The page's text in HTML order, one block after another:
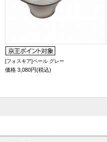
[フォスキア]ペール グレー
価格 3,080円(税込)